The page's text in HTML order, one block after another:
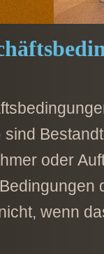
sind
oder
wenn